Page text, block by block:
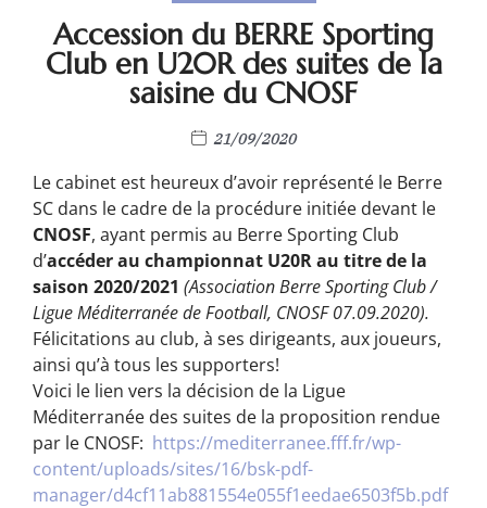
Accession du BERRE Sporting
Club en U20R des suites de la
saisine du CNOSF
21/09/2020
Le cabinet est heureux d’avoir représenté le Berre
SC dans le cadre de la procédure initiée devant le
CNOSF, ayant permis au Berre Sporting Club
d’accéderau championnat U20Rau titrede la
saison 2020/2021 (AssociationBerreSportingClub/
LigueMéditerranéedeFootball, CNOSF07.09.2020).
Félicitations au club, à ses dirigeants, aux joueurs,
ainsi qu’à tous les supporters!
Voici le lien vers la décision de la Ligue
Méditerranée des suites de la proposition rendue
par le CNOSF: https://mediterranee.fff.fr/wp-
content/uploads/sites/16/bsk-pdf-
manager/d4cf11ab881554e055f1eedae6503f5b.pdf